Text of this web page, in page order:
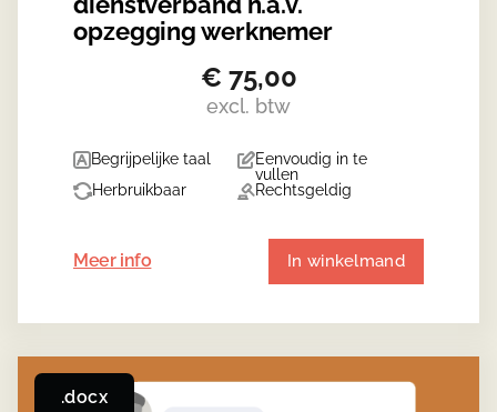
opzegging werknemer
€ 75,00
excl. btw
Begrijpelijke taal
Eenvoudig in te
vullen
Herbruikbaar
Rechtsgeldig
Meer info In winkelmand
.docx